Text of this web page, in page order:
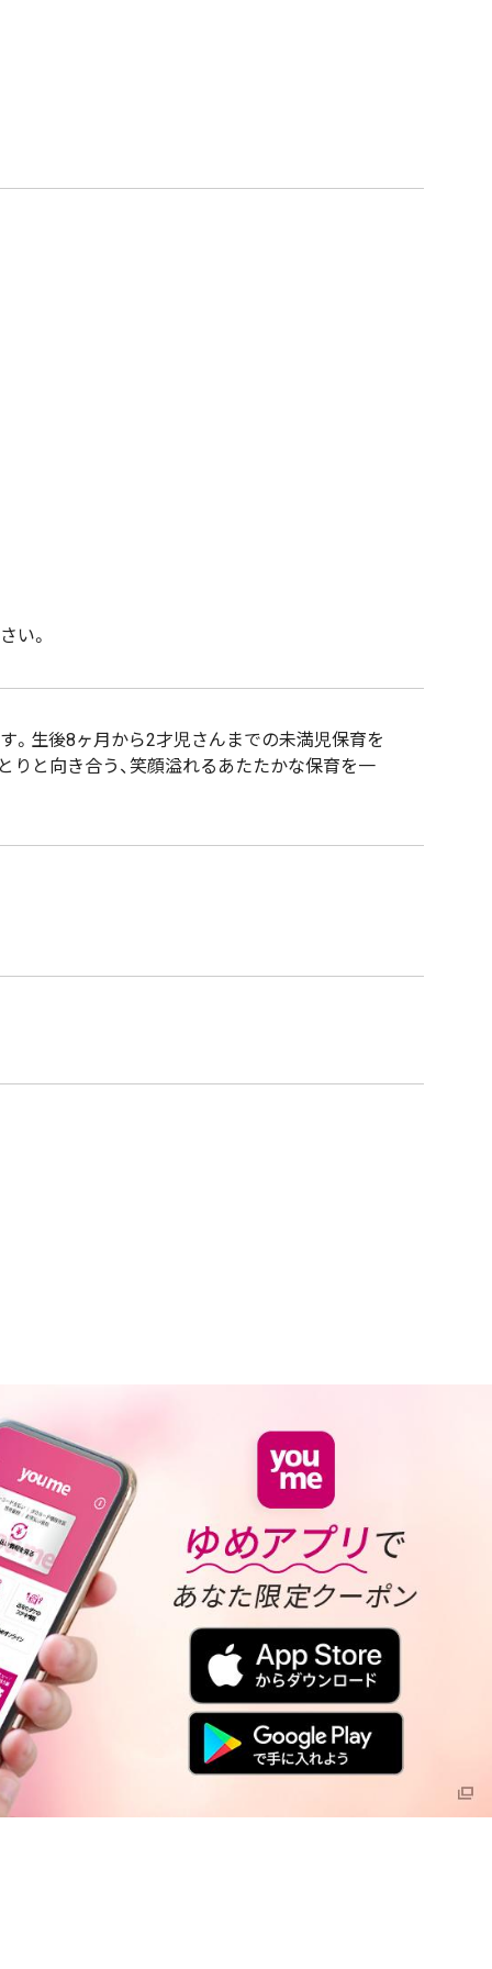
い。
。生後8ヶ月から2才児さんまでの未満児保育を
りと向き合う、笑顔溢れるあたたかな保育を一